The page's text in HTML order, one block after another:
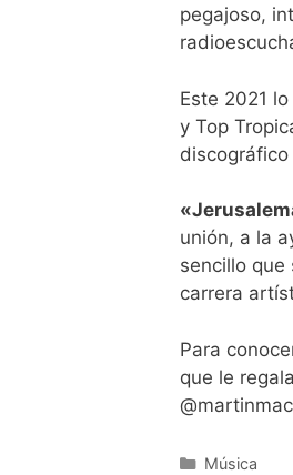
pegajoso,
Este 2021
y Top
unión, a la
sencillo
carrera
Para
que le
Música